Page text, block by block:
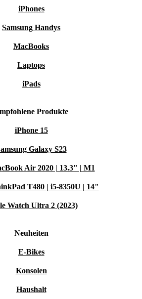
iPhones
Samsung Handys
MacBooks
Laptops
iPads
Produkte
iPhone 15
Galaxy S23
Air 2020 | 13.3" | M1
T480 | i5-8350U | 14"
Watch Ultra 2 (2023)
Neuheiten
E-Bikes
Konsolen
Haushalt